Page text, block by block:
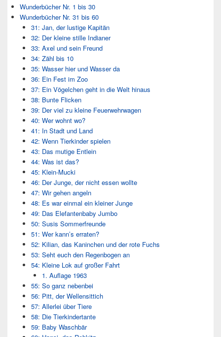
Wunderbücher Nr. 1 bis 30
Wunderbücher Nr. 31 bis 60
31: Jan, der lustige Kapitän
32: Der kleine stille Indianer
33: Axel und sein Freund
34: Zähl bis 10
35: Wasser hier und Wasser da
36: Ein Fest im Zoo
37: Ein Vögelchen geht in die Welt hinaus
38: Bunte Flicken
39: Der viel zu kleine Feuerwehrwagen
40: Wer wohnt wo?
41: In Stadt und Land
42: Wenn Tierkinder spielen
43: Das mutige Entlein
44: Was ist das?
45: Klein-Mucki
46: Der Junge, der nicht essen wollte
47: Wir gehen angeln
48: Es war einmal ein kleiner Junge
49: Das Elefantenbaby Jumbo
50: Susis Sommerfreunde
51: Wer kann’s erraten?
52: Kilian, das Kaninchen und der rote Fuchs
53: Seht euch den Regenbogen an
54: Kleine Lok auf großer Fahrt
1. Auflage 1963
55: So ganz nebenbei
56: Pitt, der Wellensittich
57: Allerlei über Tiere
58: Die Tierkindertante
59: Baby Waschbär